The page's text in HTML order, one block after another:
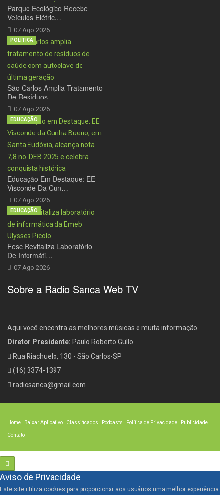
Parque Ecológico Recebe
Veículos Elétric…
07 Ago 2026
São Carlos Amplia Tratamento
De Resíduos…
07 Ago 2026
POLÍTICA
Educação Em Destaque: EE
Visconde Da Cun…
07 Ago 2026
EDUCAÇÃO
Fesc Revitaliza Laboratório
De Informáti…
07 Ago 2026
EDUCAÇÃO
Sobre a Rádio Sanca Web TV
Aqui você encontra as melhores músicas e muita informação.
Diretor Presidente: Paulo Roberto Gullo
Rua Riachuelo, 130 - São Carlos-SP
(16) 3374-1397
radiosanca@gmail.com
Home Baixar Aplicativo Classificados Podcasts Política de Privacidade Publicidade
Contato
Aviso de Privacidade
Este site utiliza cookies para proporcionar aos usuários uma melhor experiência